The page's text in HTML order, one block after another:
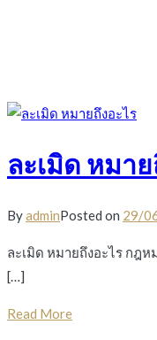
ละเมิด หมา
ByadminPosted on 29/
ละเมิด หมายถึงอะไร กฎ
[…]
Read More